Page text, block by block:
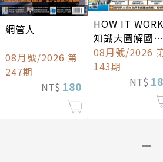
網管人
08月號/2026 第
247期
NT$ 180
HOW IT
知識大圖解國際
中文版
08月號/2026
143期
NT$